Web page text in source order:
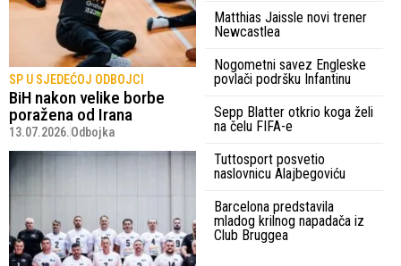
SP U SJEDEĆOJ ODBOJCI
BiH nakon velike borbe
poražena od Irana
13.07.2026.Odbojka
Matthias Jaissle novi trener
Newcastlea
Nogometni savez Engleske
povlači podršku Infantinu
Sepp Blatter otkrio koga želi
na čelu FIFA-e
Tuttosport posvetio
naslovnicu Alajbegoviću
Barcelona predstavila
mladog krilnog napadača iz
Club Bruggea